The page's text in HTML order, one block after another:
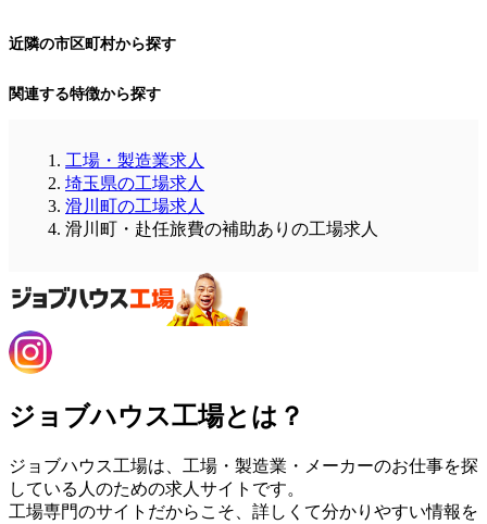
近隣の市区町村から探す
関連する特徴から探す
工場・製造業求人
埼玉県の工場求人
滑川町の工場求人
滑川町・赴任旅費の補助ありの工場求人
ジョブハウス工場とは？
ジョブハウス工場は、工場・製造業・メーカーのお仕事を探
している人のための求人サイトです。
工場専門のサイトだからこそ、詳しくて分かりやすい情報を